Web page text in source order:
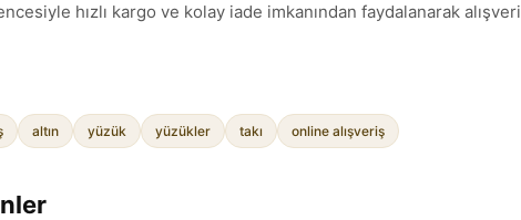
hızlı kargo ve kolay iade imkanından faydalanarak
altın yüzük yüzükler takı online alışveriş